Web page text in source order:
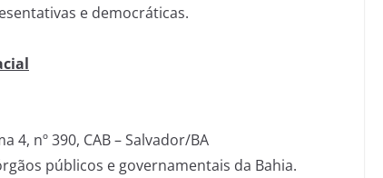
e democráticas.
4, nº 390, CAB – Salvador/BA
públicos e governamentais da Bahia.